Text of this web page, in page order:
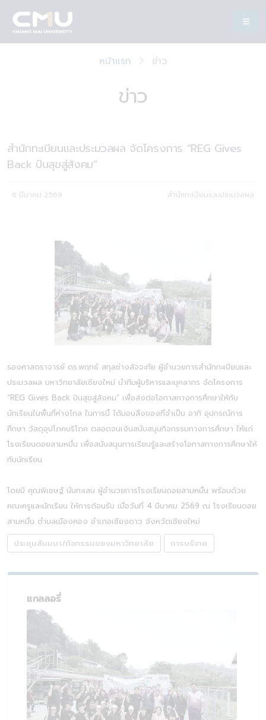
หน้าแรก ข่าว
ข่าว
สำนักทะเบียนและประมวลผล จัดโครงการ “REG Gives
Back ปันสุขสู่สังคม”
6 มีนาคม 2569 สำนักทะเบียนและประมวลผล
รองศาสตราจารย์ ดร.พฤทธ์ สกุลช่างสัจจะทัย ผู้อำนวยการสำนักทะเบียนและ
ประมวลผล มหาวิทยาลัยเชียงใหม่ นำทีมผู้บริหารและบุคลากร จัดโครงการ
“REG Gives Back ปันสุขสู่สังคม” เพื่อส่งต่อโอกาสทางการศึกษาให้กับ
นักเรียนในพื้นที่ห่างไกล ในการนี้ ได้มอบสิ่งของที่จำเป็น อาทิ อุปกรณ์การ
ศึกษา วัสดุอุปโภคบริโภค ตลอดจนเงินสนับสนุนกิจกรรมทางการศึกษา ให้แก่
โรงเรียนดอยสามหมื่น เพื่อสนับสนุนการเรียนรู้และสร้างโอกาสทางการศึกษาให้
กับนักเรียน
โดยมี คุณพิเชษฐ์ นันทะเสน ผู้อำนวยการโรงเรียนดอยสามหมื่น พร้อมด้วย
คณะครูและนักเรียน ให้การต้อนรับ เมื่อวันที่ 4 มีนาคม 2569 ณ โรงเรียนดอย
สามหมื่น ตำบลเมืองคอง อำเภอเชียงดาว จังหวัดเชียงใหม่
ประชุมสัมมนา/กิจกรรมของมหาวิทยาลัย
การบริจาค
แกลลอรี่